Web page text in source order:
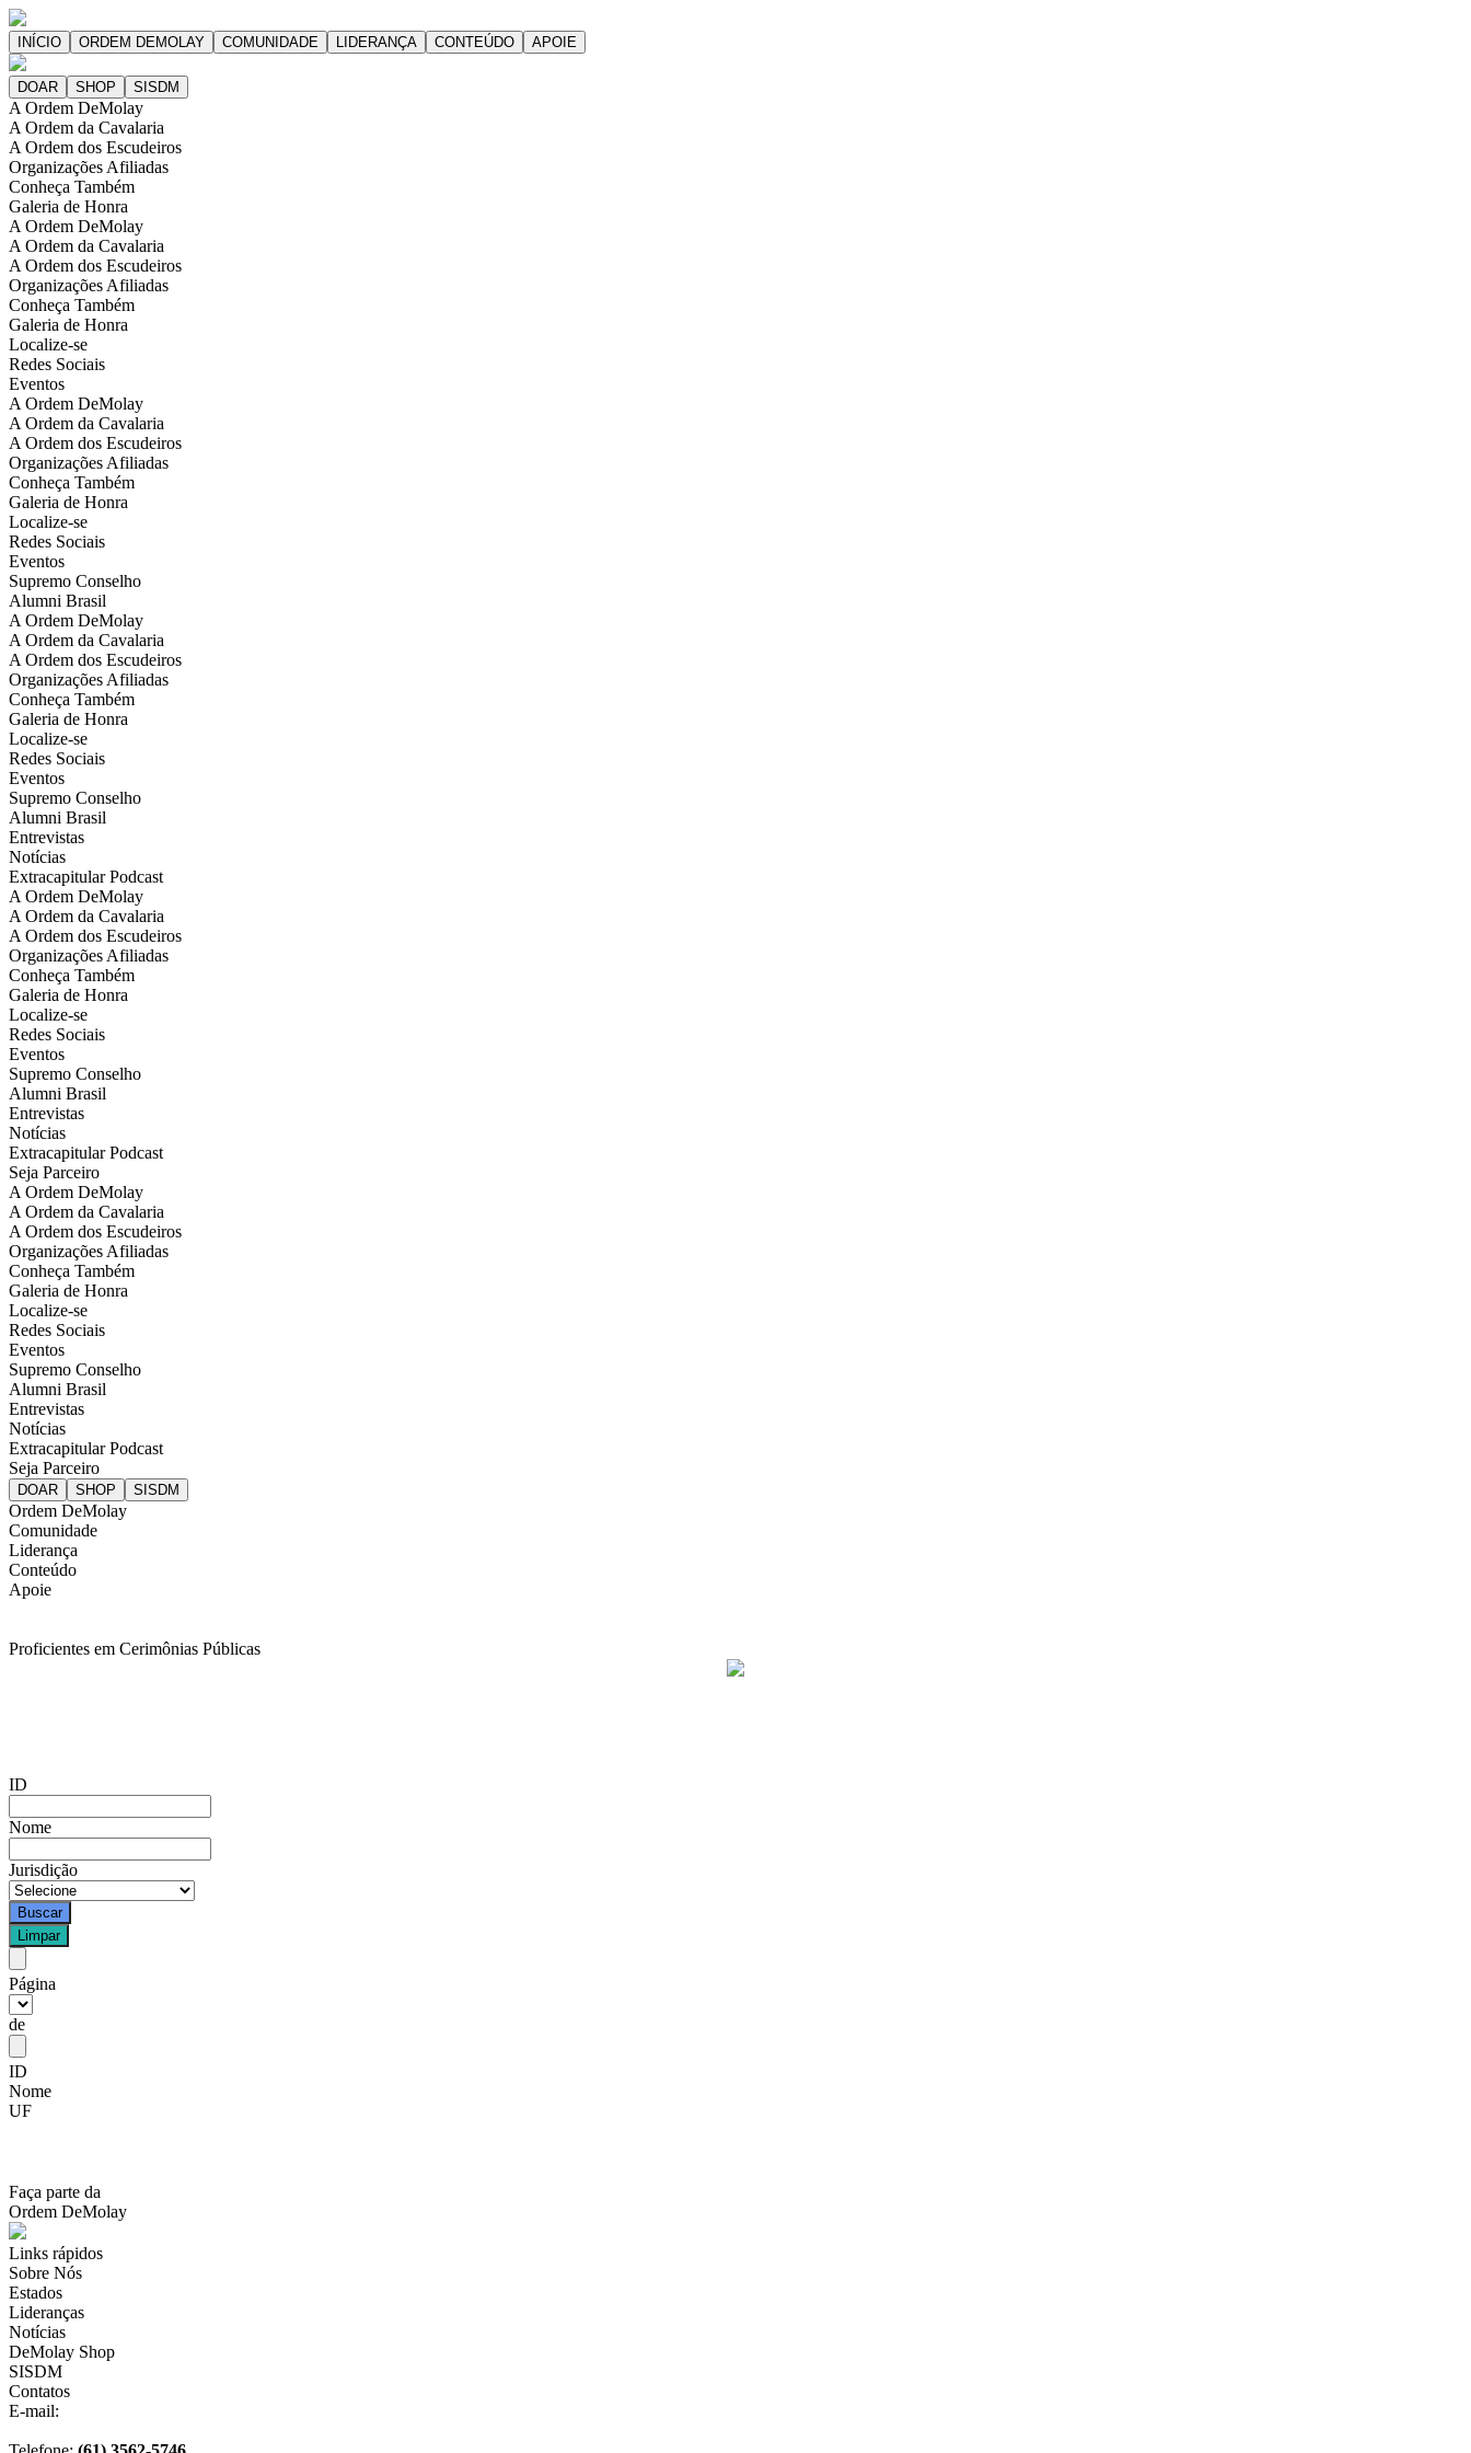
A Ordem DeMolay
A Ordem da Cavalaria
A Ordem dos Escudeiros
Organizações Afiliadas
Conheça Também
Galeria de Honra
A Ordem DeMolay
A Ordem da Cavalaria
A Ordem dos Escudeiros
Organizações Afiliadas
Conheça Também
Galeria de Honra
Localize-se
Redes Sociais
Eventos
A Ordem DeMolay
A Ordem da Cavalaria
A Ordem dos Escudeiros
Organizações Afiliadas
Conheça Também
Galeria de Honra
Localize-se
Redes Sociais
Eventos
Supremo Conselho
Alumni Brasil
A Ordem DeMolay
A Ordem da Cavalaria
A Ordem dos Escudeiros
Organizações Afiliadas
Conheça Também
Galeria de Honra
Localize-se
Redes Sociais
Eventos
Supremo Conselho
Alumni Brasil
Entrevistas
Notícias
Extracapitular Podcast
A Ordem DeMolay
A Ordem da Cavalaria
A Ordem dos Escudeiros
Organizações Afiliadas
Conheça Também
Galeria de Honra
Localize-se
Redes Sociais
Eventos
Supremo Conselho
Alumni Brasil
Entrevistas
Notícias
Extracapitular Podcast
Seja Parceiro
A Ordem DeMolay
A Ordem da Cavalaria
A Ordem dos Escudeiros
Organizações Afiliadas
Conheça Também
Galeria de Honra
Localize-se
Redes Sociais
Eventos
Supremo Conselho
Alumni Brasil
Entrevistas
Notícias
Extracapitular Podcast
Seja Parceiro
Ordem DeMolay
Comunidade
Liderança
Conteúdo
Apoie
Proficientes em Cerimônias Públicas
ID
Nome
Jurisdição
Página
de
ID
Nome
UF
Faça parte da
Ordem DeMolay
Links rápidos
Sobre Nós
Estados
Lideranças
Notícias
DeMolay Shop
SISDM
Contatos
E-mail: